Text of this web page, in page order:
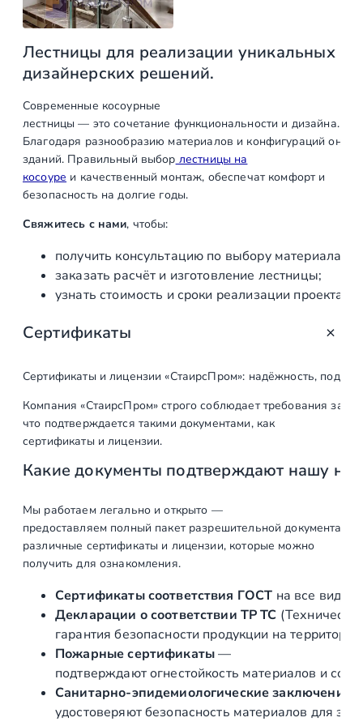
Лестницы для реализации уникальных
дизайнерских решений.
Современные косоурные
лестницы — это сочетание функциональности и дизайна.
Благодаря разнообразию материалов и конфигураций они
зданий. Правильный выбор лестницы на
косоуре и качественный монтаж, обеспечаткомфорти
безопасность на долгие годы.
Свяжитесь снами, чтобы:
получить консультацию по выборуматериала
заказать расчёт и изготовление лестницы;
узнать стоимость и сроки реализации проекта.
Сертификаты
Сертификаты и лицензии «СтаирсПром»: надёжность,
Компания «СтаирсПром» строго соблюдает требования
что подтверждается такими документами, как
сертификаты и лицензии.
Какие документы подтверждают нашу
Мы работаем легально и открыто —
предоставляем полный пакет разрешительной
различные сертификаты и лицензии, которые можно
получить для ознакомления.
Сертификаты соответствия ГОСТ на все виды
Декларации о соответствии ТР ТС
гарантия безопасности продукции на
Пожарные сертификаты—
подтверждают огнестойкость материалов и
Санитарно‑эпидемиологические заключения
удостоверяют безопасность материалов для